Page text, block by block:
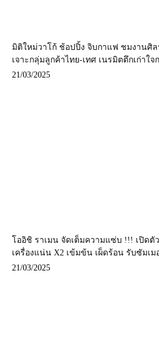
มิติใหม่วาโก้ ช้อปปิ้ง จิบกาแฟ ชมงานศิลป์
เจาะกลุ่มลูกค้าไทย-เทศ เนรมิตตึกเก่าใจ
21/03/2025
โออิชิ ราเมน จัดเต็มความแซ่บ !!! เปิดตั
เครื่องแน่น X2 เข้มข้น เผ็ดร้อน รับซัมเม
21/03/2025